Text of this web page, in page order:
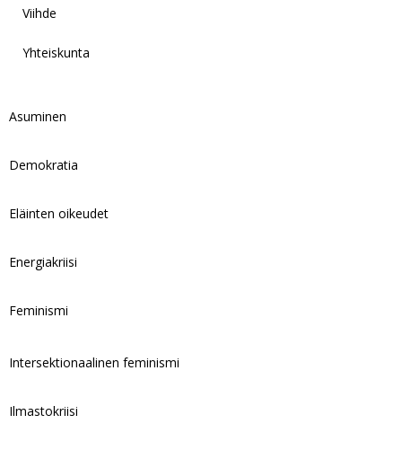
Viihde
Yhteiskunta
Asuminen
Demokratia
Eläinten oikeudet
Energiakriisi
Feminismi
Intersektionaalinen feminismi
Ilmastokriisi